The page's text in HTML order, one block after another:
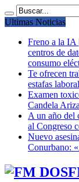
Ultimas Noticias
Freno a la IA
centros de
consumo
Te ofrecen
estafas
Examen
Candela
A un año del
al Congreso
Nuevo
Conurbano: